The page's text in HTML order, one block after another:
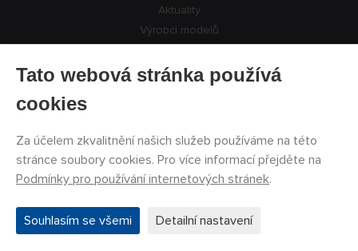
Aktuality
Výrobci modelů
Kontakty
©PECKA MODELÁŘ s.r.o.
vyhrazena
Tato webová stránka používá
cookies
Za účelem zkvalitnění našich služeb používáme na této
stránce soubory cookies. Pro více informací přejděte na
Podmínky pro používání internetových stránek.
Souhlasím se všemi Detailní nastavení